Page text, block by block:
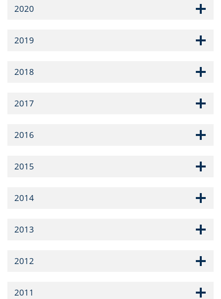
2020
2019
2018
2017
2016
2015
2014
2013
2012
2011